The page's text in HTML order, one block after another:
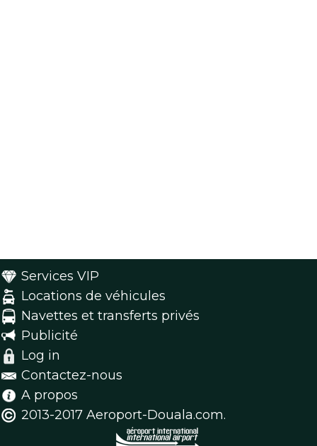
Services VIP
Locations de véhicules
Navettes et transferts privés
Publicité
Log in
Contactez-nous
A propos
2013-2017 Aeroport-Douala.com.